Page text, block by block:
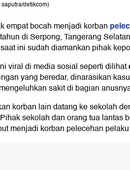
detikcom)
empat bocah menjadi korban
di Serpong, Tangerang
ini sudah diamankan pihak
viral di media sosial seperti dilihat
yang beredar, dinarasikan
sakit di bagian
korban lain datang ke sekolah
sekolah dan orang tua lantas
menjadi korban pelecehan pelaku.